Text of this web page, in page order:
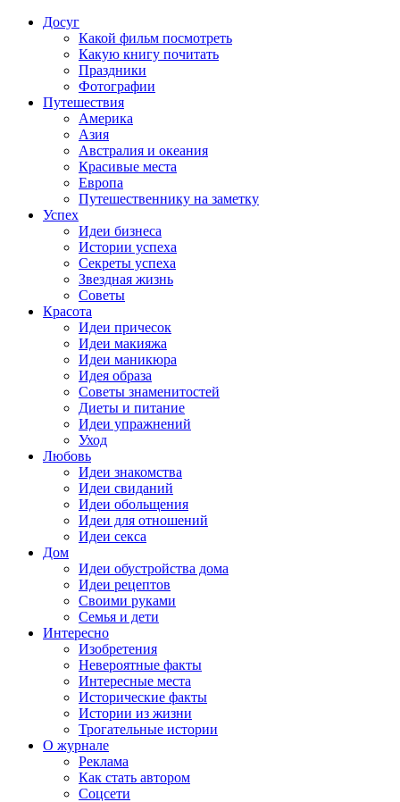
Досуг
Какой фильм посмотреть
Какую книгу почитать
Праздники
Фотографии
Путешествия
Америка
Азия
Австралия и океания
Красивые места
Европа
Путешественнику на заметку
Успех
Идеи бизнеса
Истории успеха
Секреты успеха
Звездная жизнь
Советы
Красота
Идеи причесок
Идеи макияжа
Идеи маникюра
Идея образа
Советы знаменитостей
Диеты и питание
Идеи упражнений
Уход
Любовь
Идеи знакомства
Идеи свиданий
Идеи обольщения
Идеи для отношений
Идеи секса
Дом
Идеи обустройства дома
Идеи рецептов
Своими руками
Семья и дети
Интересно
Изобретения
Невероятные факты
Интересные места
Исторические факты
Истории из жизни
Трогательные истории
О журнале
Реклама
Как стать автором
Соцсети